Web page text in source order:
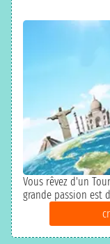
Vous rêvez d'un
grande passion est